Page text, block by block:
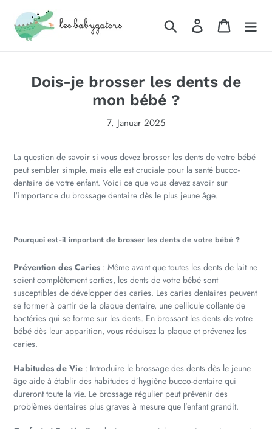
Inhalt
Suchen Einloggen
Dois-je brosser les dents de
mon bébé ?
7. Januar 2025
La question de savoir si vous devez brosser les dents de votre bébé
peut sembler simple, mais elle est cruciale pour la santé bucco-
dentaire de votre enfant. Voici ce que vous devez savoir sur
l'importance du brossage dentaire dès le plus jeune âge.
Pourquoi est-il important de brosser les dents de votre bébé ?
Prévention des Caries : Même avant que toutes les dents de lait ne
soient complètement sorties, les dents de votre bébé sont
susceptibles de développer des caries. Les caries dentaires peuvent
se former à partir de la plaque dentaire, une pellicule collante de
bactéries qui se forme sur les dents. En brossant les dents de votre
bébé dès leur apparition, vous réduisez la plaque et prévenez les
caries.
Habitudes de Vie : Introduire le brossage des dents dès le jeune
âge aide à établir des habitudes d’hygiène bucco-dentaire qui
dureront toute la vie. Le brossage régulier peut prévenir des
problèmes dentaires plus graves à mesure que l’enfant grandit.